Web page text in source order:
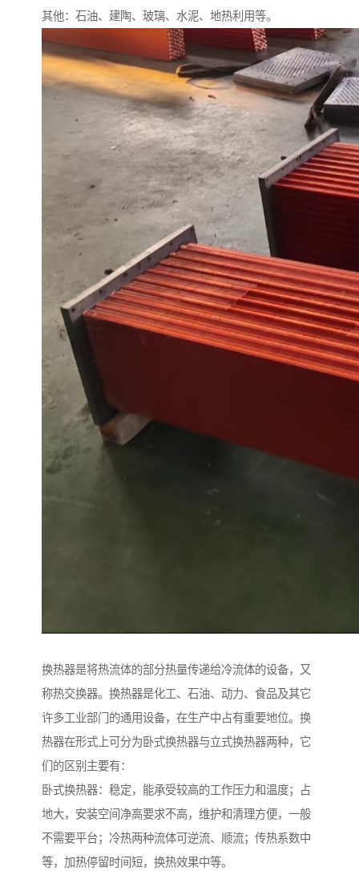
其他：石油、建陶、玻璃、水泥、地热利用等。
换热器是将热流体的部分热量传递给冷流体的设备，又
称热交换器。换热器是化工、石油、动力、食品及其它
许多工业部门的通用设备，在生产中占有重要地位。换
热器在形式上可分为卧式换热器与立式换热器两种，它
们的区别主要有：
卧式换热器：稳定，能承受较高的工作压力和温度；占
地大，安装空间净高要求不高，维护和清理方便，一般
不需要平台；冷热两种流体可逆流、顺流；传热系数中
等，加热停留时间短，换热效果中等。